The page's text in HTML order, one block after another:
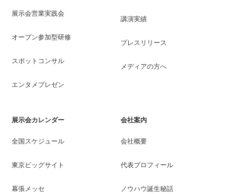
展示会営業実践会
オープン参加型研修
スポットコンサル
エンタメプレゼン
講演実績
プレスリリース
メディアの方へ
展示会カレンダー
全国スケジュール
東京ビッグサイト
幕張メッセ
会社案内
会社概要
代表プロフィール
ノウハウ誕生秘話